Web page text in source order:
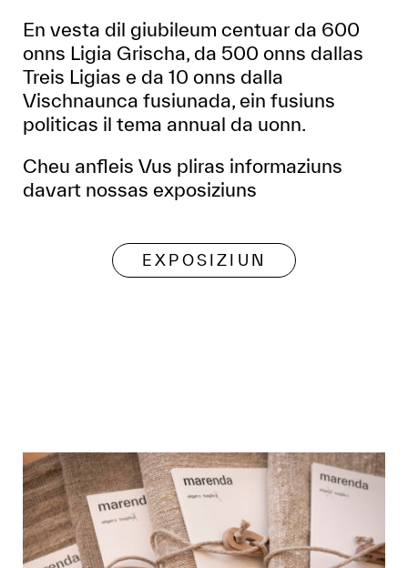
En vesta dil giubileum centuar da 600
onns Ligia Grischa, da 500 onns dallas
Treis Ligias e da 10 onns dalla
Vischnaunca fusiunada, ein fusiuns
politicas il tema annual da uonn.
Cheu anfleis Vus pliras informaziuns
davart nossas exposiziuns
EXPOSIZIUN